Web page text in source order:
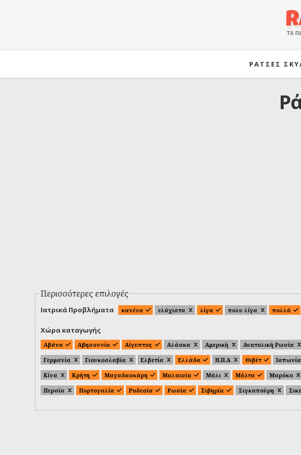
ΡΑΤΣΕΣ
Περισσότερες επιλογές
Ιατρικά Προβλήματα κανένα ελάχιστα λίγα πολυ λίγα πολλά
Χώρα καταγωγής
Αβάνα Αβησσυνία Αίγυπτος Αλάσκα Αμερική Ανατολική Ρωσία
Γερμανία
Γιουκοσλαβία Ελβετία Ελλάδα Η.Π.Α Θιβέτ Ιαπωνία
Κίνα
Κρήτη Μαγαδασκάρη Μαλαισία Μάλι Μάλτα Μαρόκο
Περσία
Πορτογαλία Ροδεσία Ρωσία Σιβηρία Σιγκαπούρη